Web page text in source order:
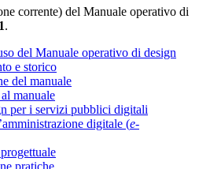
corrente) del Manuale operativo di
.
del Manuale operativo di design
e storico
del manuale
manuale
per i servizi pubblici digitali
digitale (e-
pratiche